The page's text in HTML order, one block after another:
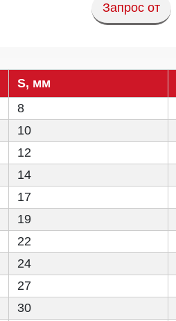
Запрос от
S, мм
8
10
12
14
17
19
22
24
27
30